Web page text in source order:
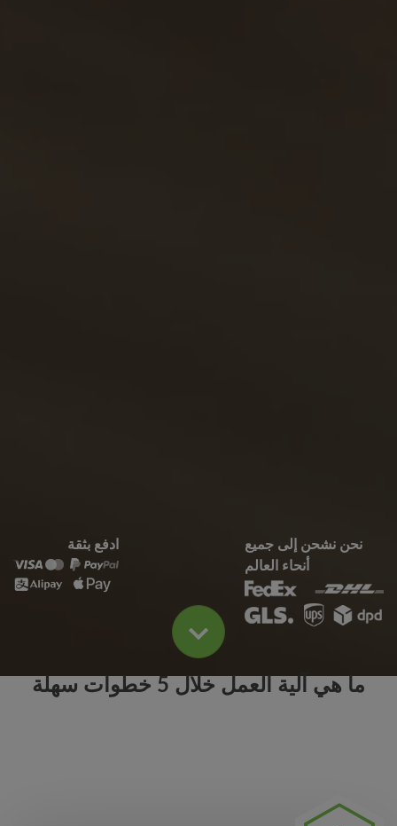
نحن نشحن إلى جميع
أنحاء العالم
ادفع بثقة
ما هي آلية العمل خلال 5 خطوات سهلة